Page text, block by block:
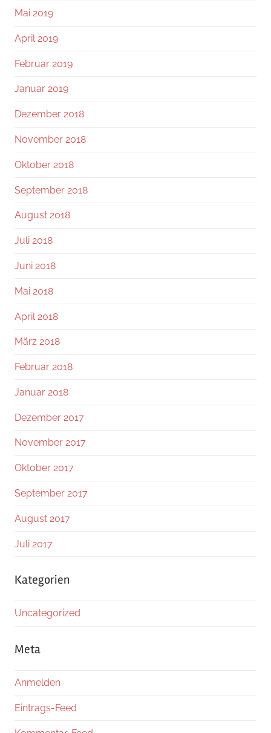
Mai 2019
April 2019
Februar 2019
Januar 2019
Dezember 2018
November 2018
Oktober 2018
September 2018
August 2018
Juli 2018
Juni 2018
Mai 2018
April 2018
März 2018
Februar 2018
Januar 2018
Dezember 2017
November 2017
Oktober 2017
September 2017
August 2017
Juli 2017
Kategorien
Uncategorized
Meta
Anmelden
Eintrags-Feed